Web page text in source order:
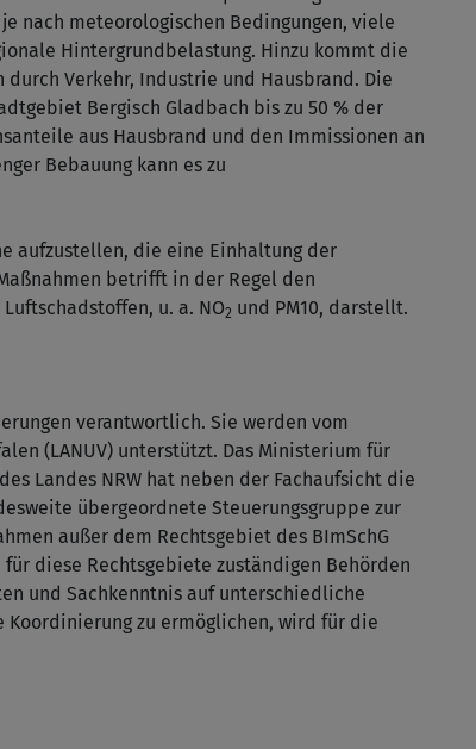
nach meteorologischen Bedingungen, viele
Hintergrundbelastung. Hinzu kommt die
Verkehr, Industrie und Hausbrand. Die
Bergisch Gladbach bis zu 50 % der
aus Hausbrand und den Immissionen an
Bebauung kann es zu
aufzustellen, die eine Einhaltung der
betrifft in der Regel den
u. a. NO2 und PM10, darstellt.
verantwortlich. Sie werden vom
(LANUV) unterstützt. Das Ministerium für
Landes NRW hat neben der Fachaufsicht die
übergeordnete Steuerungsgruppe zur
außer dem Rechtsgebiet des BImSchG
diese Rechtsgebiete zuständigen Behörden
und Sachkenntnis auf unterschiedliche
zu ermöglichen, wird für die